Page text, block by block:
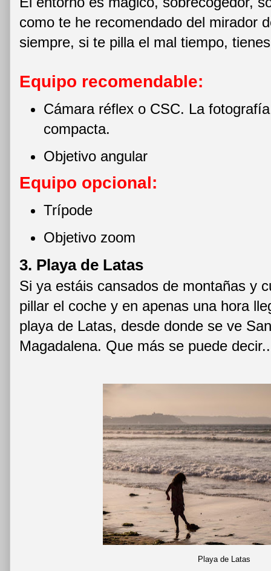
como te he recomendado del mirador
siempre, si te pilla el mal tiempo,
Equipo recomendable:
Cámara réflex o CSC. La
compacta.
Objetivo angular
Equipo opcional:
Trípode
Objetivo zoom
3. Playa de Latas
Si ya estáis cansados de montañas y
pillar el coche y en apenas una hora
playa de Latas, desde donde se ve
Magadalena. Que más se puede
Playa de Latas